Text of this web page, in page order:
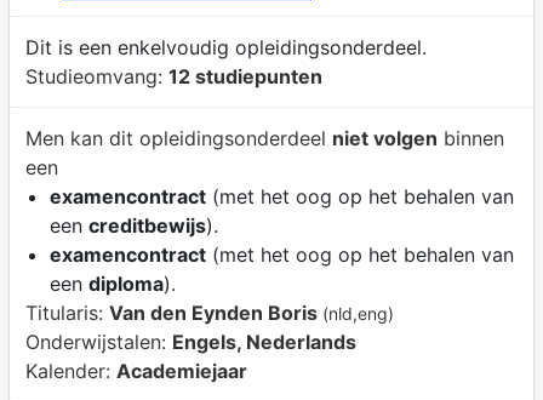
Dit is een enkelvoudig opleidingsonderdeel.
Studieomvang: 12 studiepunten
Men kan dit opleidingsonderdeel niet volgen binnen
een
examencontract(met het oog op het behalen van
een creditbewijs).
examencontract(met het oog op het behalen van
een diploma).
Titularis: Van den Eynden Boris (nld,eng)
Onderwijstalen: Engels, Nederlands
Kalender: Academiejaar